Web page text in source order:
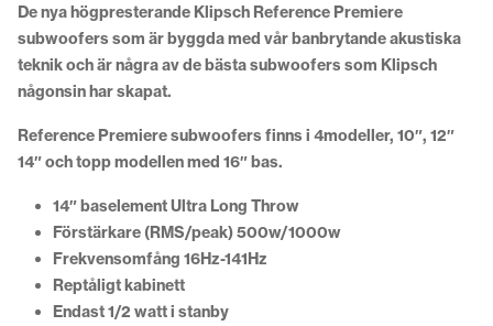
De nya högpresterande Klipsch Reference Premiere
subwoofers som är byggda med vår banbrytande akustiska
teknik och är några av de bästa subwoofers som Klipsch
någonsin har skapat.
Reference Premiere subwoofers finns i 4modeller, 10″, 12″
14″ och topp modellen med 16″ bas.
14″ baselement Ultra Long Throw
Förstärkare (RMS/peak) 500w/1000w
Frekvensomfång 16Hz-141Hz
Reptåligt kabinett
Endast 1/2 watt i stanby